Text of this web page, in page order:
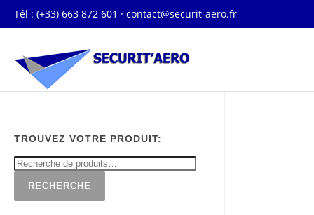
Tél : (+33) 663 872 601 · contact@securit-aero.fr
TROUVEZ VOTRE PRODUIT:
RECHERCHE